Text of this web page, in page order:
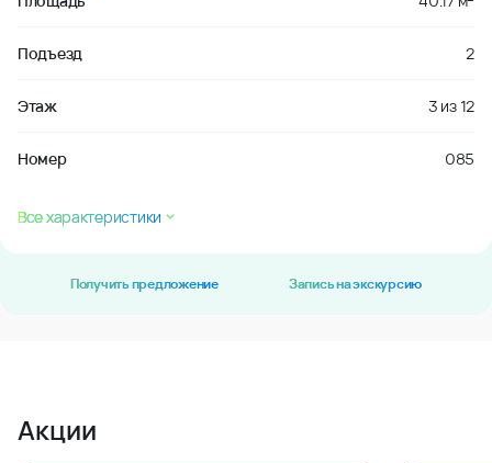
Подъезд 2
Этаж 3 из12
Номер 085
Все характеристики
Получить предложение Запись на экскурсию
Акции